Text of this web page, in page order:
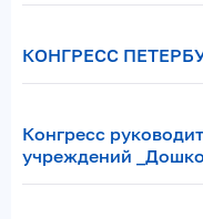
КОНГРЕСС
Конгресс
учреждений